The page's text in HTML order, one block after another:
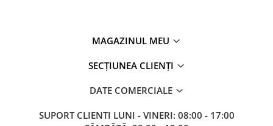
Lampa spate
MAGAZINUL MEU
SECȚIUNEA CLIENȚI
DATE COMERCIALE
SUPORT CLIENTI LUNI - VINERI: 08:00 - 17:00